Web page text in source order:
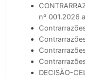
nº 001.2026
DECISÃO-